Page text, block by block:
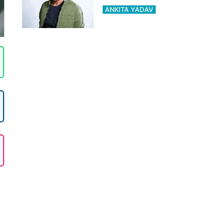
34 दिन में ₹16.61 करोड़ नहीं
ANKITA YADAV